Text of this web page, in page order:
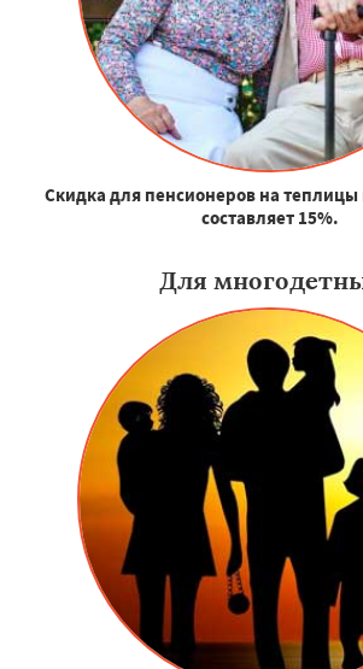
Скидка для пенсионеров на теплицы
составляет 15%.
Для